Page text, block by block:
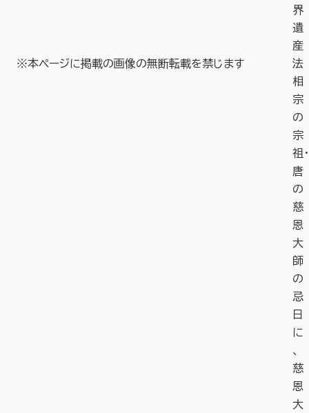
界
遺
産
※本ページに掲載の画像の無断転載を禁じます
法
相
宗
の
宗
祖・
唐
の
慈
恩
大
師
の
忌
日
に
、
慈
恩
大